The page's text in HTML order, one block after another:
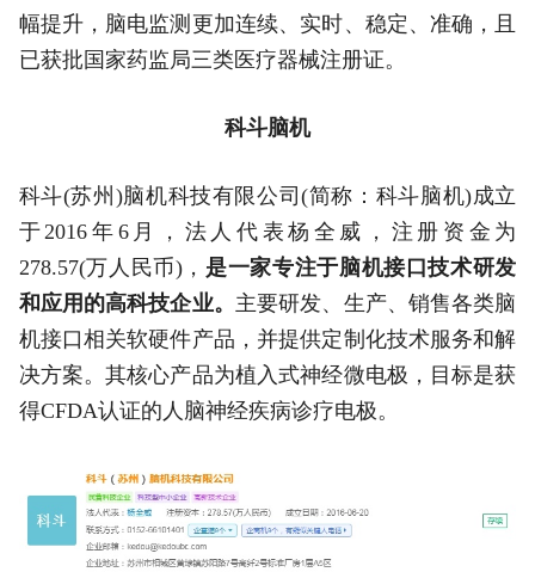
幅提升，脑电监测更加连续、实时、稳定、准确，且
已获批国家药监局三类医疗器械注册证。
科斗脑机
科斗(苏州)脑机科技有限公司(简称：科斗脑机)成立
于2016年6月，法人代表杨全威，注册资金为
278.57(万人民币)， 是一家专注于脑机接口技术研发
和应用的高科技企业‌。 主要研发、生产、销售各类脑
机接口相关软硬件产品，并提供定制化技术服务和解
决方案。其核心产品为植入式神经微电极，目标是获
得CFDA认证的人脑神经疾病诊疗电极。